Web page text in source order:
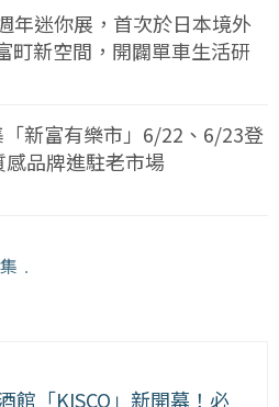
年迷你展，首次於日本境外
町新空間，開闢單車生活研
新富有樂市」6/22、6/23登
品牌進駐老市場
﹒
館「KISCO」新開幕！必